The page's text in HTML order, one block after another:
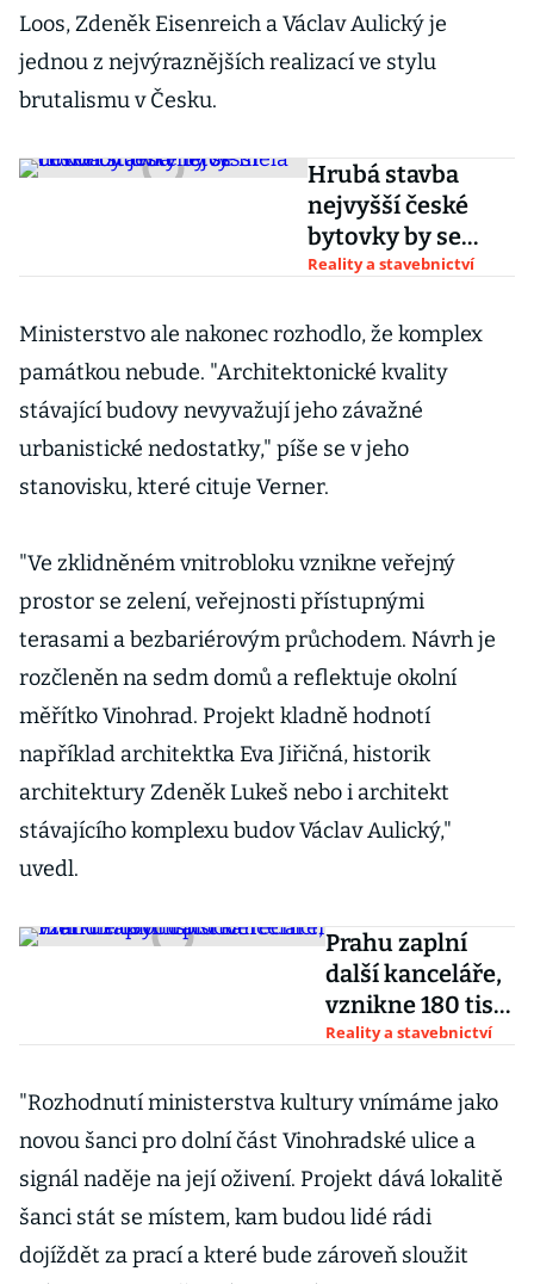
Loos, Zdeněk Eisenreich a Václav Aulický je
jednou z nejvýraznějších realizací ve stylu
brutalismu v Česku.
Hrubá stavba
nejvyšší české
bytovky by se
měla dokončit
Reality a stavebnictví
Ministerstvo ale nakonec rozhodlo, že komplex
památkou nebude. "Architektonické kvality
stávající budovy nevyvažují jeho závažné
urbanistické nedostatky," píše se v jeho
stanovisku, které cituje Verner.
"Ve zklidněném vnitrobloku vznikne veřejný
prostor se zelení, veřejnosti přístupnými
terasami a bezbariérovým průchodem. Návrh je
rozčleněn na sedm domů a reflektuje okolní
měřítko Vinohrad. Projekt kladně hodnotí
například architektka Eva Jiřičná, historik
architektury Zdeněk Lukeš nebo i architekt
stávajícího komplexu budov Václav Aulický,"
uvedl.
Prahu zaplní
další kanceláře,
vznikne 180 tisíc
čtverečních
ploch
Reality a stavebnictví
"Rozhodnutí ministerstva kultury vnímáme jako
novou šanci pro dolní část Vinohradské ulice a
signál naděje na její oživení. Projekt dává lokalitě
šanci stát se místem, kam budou lidé rádi
dojíždět za prací a které bude zároveň sloužit